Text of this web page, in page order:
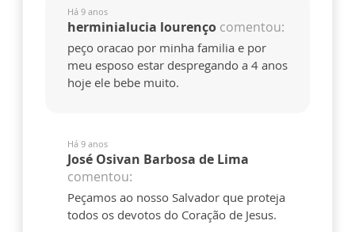
Há 9 anos
herminialucia lourenço comentou:
peço oracao por minha familia e por
meu esposo estar despregando a 4 anos
hoje ele bebe muito.
Há 9 anos
José Osivan Barbosa de Lima
comentou:
Peçamos ao nosso Salvador que proteja
todos os devotos do Coração de Jesus.